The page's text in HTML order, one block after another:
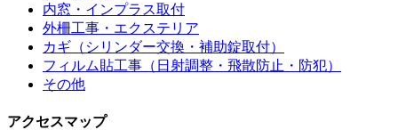
内窓・インプラス取付
外柵工事・エクステリア
カギ（シリンダー交換・補助錠取付）
フィルム貼工事（日射調整・飛散防止・防犯）
その他
アクセスマップ